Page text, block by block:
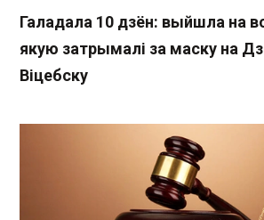
Галадала 10 дзён: выйшла на
якую затрымалі за маску на
Віцебску